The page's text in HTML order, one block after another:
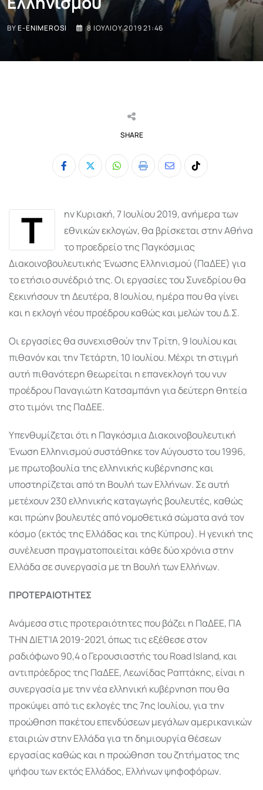
BYE-ENIMEROSI 8 ΙΟΥΛΊΟΥ 2019 21:46
SHARE
Whatsapp
Print
ShareTiktok
Τ
ην Κυριακή, 7 Ιουλίου 2019, ανήμερα των
εθνικών εκλογών, θα βρίσκεται στην Αθήνα
το προεδρείο της Παγκόσμιας
Διακοινοβουλευτικής Ένωσης Ελληνισμού (ΠαΔΕΕ) για
το ετήσιο συνέδριό της. Οι εργασίες του Συνεδρίου θα
ξεκινήσουν τη Δευτέρα, 8 Ιουλίου, ημέρα που θα γίνει
και η εκλογή νέου προέδρου καθώς και μελών του Δ.Σ.
Οι εργασίες θα συνεχισθούν την Τρίτη, 9 Ιουλίου και
πιθανόν και την Τετάρτη, 10 Ιουλίου. Μέχρι τη στιγμή
αυτή πιθανότερη θεωρείται η επανεκλογή του νυν
προέδρου Παναγιώτη Κατσαμπάνη για δεύτερη θητεία
στο τιμόνι της ΠαΔΕΕ.
Υπενθυμίζεται ότι η Παγκόσμια Διακοινοβουλευτική
Ένωση Ελληνισμού συστάθηκε τον Αύγουστο του 1996,
με πρωτοβουλία της ελληνικής κυβέρνησης και
υποστηρίζεται από τη Βουλή των Ελλήνων. Σε αυτή
μετέχουν 230 ελληνικής καταγωγής βουλευτές, καθώς
και πρώην βουλευτές από νομοθετικά σώματα ανά τον
κόσμο (εκτός της Ελλάδας και της Κύπρου). Η γενική της
συνέλευση πραγματοποιείται κάθε δύο χρόνια στην
Ελλάδα σε συνεργασία με τη Βουλή των Ελλήνων.
ΠΡΟΤΕΡΑΙΟΤΗΤΕΣ
Ανάμεσα στις προτεραιότητες που βάζει η ΠαΔΕΕ, ΓΙΑ
ΤΗΝ ΔΙΕΤΊΑ 2019-2021, όπως τις εξέθεσε στον
ραδιόφωνο 90,4 ο Γερουσιαστής του Road Island, και
αντιπρόεδρος της ΠαΔΕΕ, Λεωνίδας Ραπτάκης, είναι η
συνεργασία με την νέα ελληνική κυβέρνηση που θα
προκύψει από τις εκλογές της 7ης Ιουλίου, για την
προώθηση πακέτου επενδύσεων μεγάλων αμερικανικών
εταιριών στην Ελλάδα για τη δημιουργία θέσεων
εργασίας καθώς και η προώθηση του ζητήματος της
ψήφου των εκτός Ελλάδος, Ελλήνων ψηφοφόρων.